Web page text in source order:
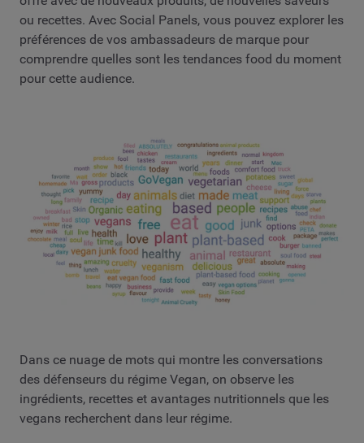
ou recettes. Avec Social Panels, vous pouvez explorer les
préférences de vos ambassadeurs de marque pour
comprendre quelles sont les tendances food du moment
pour cette audience.
Dans ce nuage de mots qui montre les conversations
des défenseurs du régime Vegan, on observe les
ingrédients, recettes et avantages nutritionnels que les
vegans recherchent dans leur régime.